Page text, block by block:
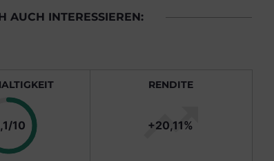
AUCH INTERESSIEREN:
10Punkte
RENDITE
+20,11%